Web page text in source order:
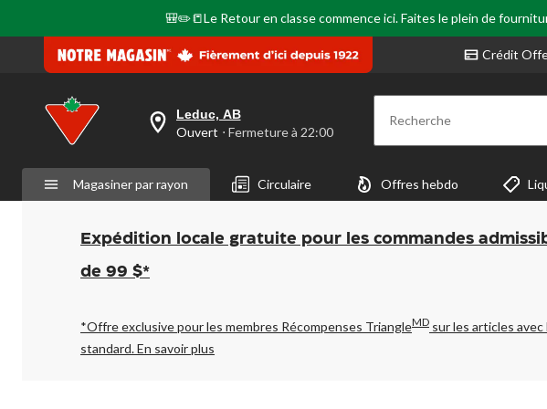
🎒✏️📒Le Retour en classe commence ici. Faites le plein de
Crédit
votre
est
Leduc,
AB,
Ouvert,
Fermeture
à
pour
changer
Leduc, AB
Ouvert ⋅ Fermeture à 22:00 Recherche
Magasiner par rayon Circulaire Offres hebdo
Expédition locale gratuite pour les commandes
de 99 $*
*Offre exclusive pour les membres Récompenses TriangleMD sur les articles avec
standard.En savoir plus